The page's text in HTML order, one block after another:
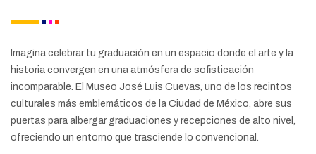
Imagina celebrar tu graduación en un espacio donde el arte y la
historia convergen en una atmósfera de sofisticación
incomparable. El Museo José Luis Cuevas, uno de los recintos
culturales más emblemáticos de la Ciudad de México, abre sus
puertas para albergar graduaciones y recepciones de alto nivel,
ofreciendo un entorno que trasciende lo convencional.